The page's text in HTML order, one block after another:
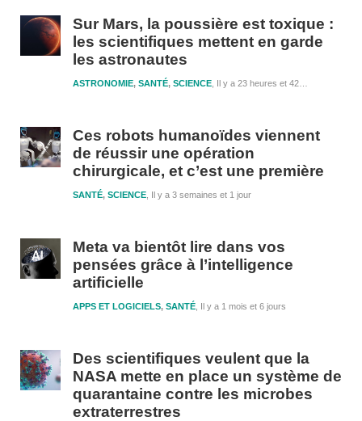
Sur Mars, la poussière est toxique :
les scientifiques mettent en garde
les astronautes
Il y a 23 heures et 42 minutes
ASTRONOMIE, SANTÉ, SCIENCE
Ces robots humanoïdes viennent
de réussir une opération
chirurgicale, et c’est une première
Il y a 3 semaines et 1 jour
SANTÉ, SCIENCE
Meta va bientôt lire dans vos
pensées grâce à l’intelligence
artificielle
Il y a 1 mois et 6 jours
APPS ET LOGICIELS, SANTÉ
Des scientifiques veulent que la
NASA mette en place un système de
quarantaine contre les microbes
extraterrestres